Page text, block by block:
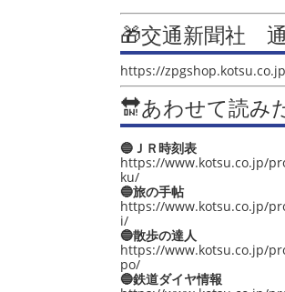
🎁交通新聞社
https://
🔛あわせて読み
🔵ＪＲ時刻表
https://www.kotsu.co.jp/
ku/
🔵旅の手帖
https://www.kotsu.co.jp/
i/
🔵散歩の達人
https://www.kotsu.co.jp/
po/
🔵鉄道ダイヤ情報